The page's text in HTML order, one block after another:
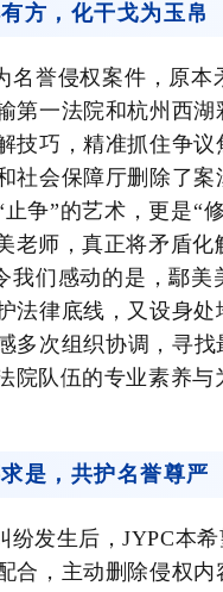
方，化干戈为玉帛
名誉侵权案件，原
第一法院和杭州西
技巧，精准抓住争
社会保障厅删除了
争”的艺术，更是“
老师，真正将矛盾化
我们感动的是，鄢
法律底线，又设身
多次组织协调，寻
院队伍的专业素养与
是，共护名誉尊严
纷发生后，JYPC本
合，主动删除侵权